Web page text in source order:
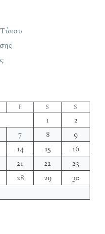
F S S
1
2
7 8
9
14 15
16
21 22
23
28 29
30